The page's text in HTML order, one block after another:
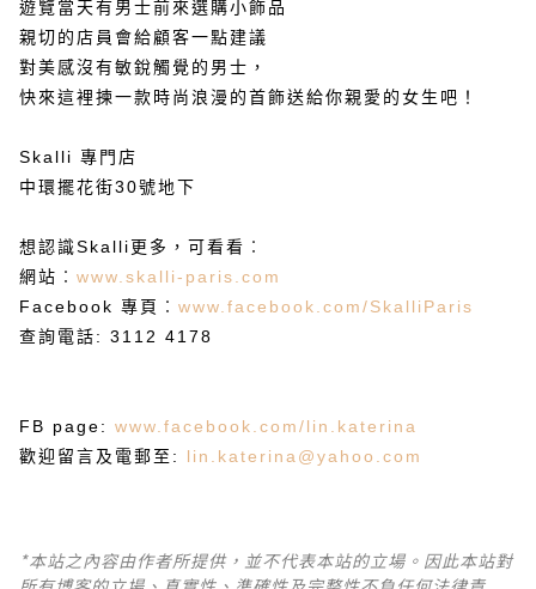
遊覽當天有男士前來選購小飾品
親切的店員會給顧客一點建議
對美感沒有敏銳觸覺的男士，
快來這裡揀一款時尚浪漫的首飾送給你親愛的女生吧！
Skalli 專門店
中環擺花街30號地下
想認識Skalli更多，可看看︰
網站︰ www.skalli-paris.com
Facebook 專頁︰ www.facebook.com/SkalliParis
查詢電話: 3112 4178
FB page: www.facebook.com/lin.katerina
歡迎留言及電郵至 : lin.katerina@yahoo.com
*本站之內容由作者所提供，並不代表本站的立場。因此本站對